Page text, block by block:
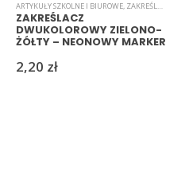
ARTYKUŁY SZKOLNE I BIUROWE, ZAKREŚLACZE
ZAKREŚLACZ
DWUKOLOROWY ZIELONO-
ŻÓŁTY – NEONOWY MARKER
2,20 zł